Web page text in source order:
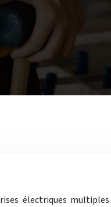
électriques multiples